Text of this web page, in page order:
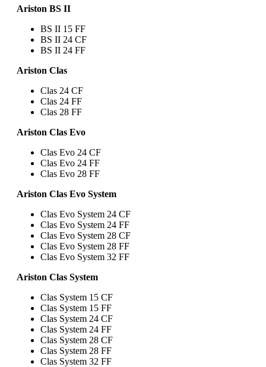
Ariston BS II
BS II 15 FF
BS II 24 CF
BS II 24 FF
Ariston Clas
Clas 24 CF
Clas 24 FF
Clas 28 FF
Ariston Clas Evo
Clas Evo 24 CF
Clas Evo 24 FF
Clas Evo 28 FF
Ariston Clas Evo System
Clas Evo System 24 CF
Clas Evo System 24 FF
Clas Evo System 28 CF
Clas Evo System 28 FF
Clas Evo System 32 FF
Ariston Clas System
Clas System 15 CF
Clas System 15 FF
Clas System 24 CF
Clas System 24 FF
Clas System 28 CF
Clas System 28 FF
Clas System 32 FF